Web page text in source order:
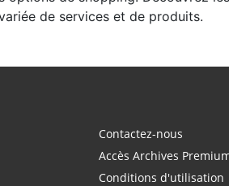
de services et de produits.
Contactez-nous
Accès Archives
Conditions d'utilisation